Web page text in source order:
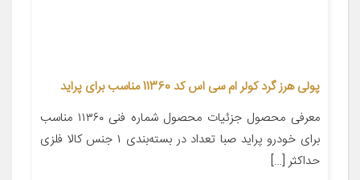
پولی هرز گرد کولر ام سی اس کد 11360 مناسب برای پراید
معرفی محصول جزئیات محصول شماره فنی ۱۱۳۶۰ مناسب
برای خودرو پراید صبا تعداد در بسته‌بندی ۱ جنس کالا فلزی
حداکثر […]